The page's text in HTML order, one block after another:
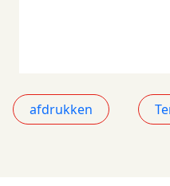
afdrukken